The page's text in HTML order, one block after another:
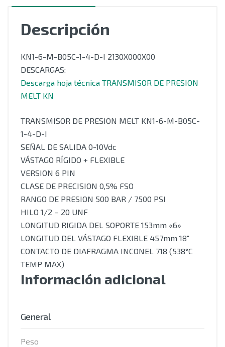
Descripción
KN1-6-M-B05C-1-4-D-I 2130X000X00
DESCARGAS:
Descarga hoja técnica TRANSMISOR DE PRESION
MELT KN
TRANSMISOR DE PRESION MELT KN1-6-M-B05C-
1-4-D-I
SEÑAL DE SALIDA 0-10Vdc
VÁSTAGO RÍGIDO + FLEXIBLE
VERSION 6 PIN
CLASE DE PRECISION 0,5% FSO
RANGO DE PRESION 500 BAR / 7500 PSI
HILO 1/2 – 20 UNF
LONGITUD RIGIDA DEL SOPORTE 153mm «6»
LONGITUD DEL VÁSTAGO FLEXIBLE 457mm 18″
CONTACTO DE DIAFRAGMA INCONEL 718 (538°C
TEMP MAX)
Información adicional
General
Peso